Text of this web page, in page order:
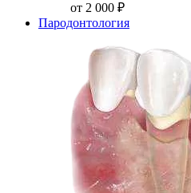
от 2 000 ₽
Пародонтология